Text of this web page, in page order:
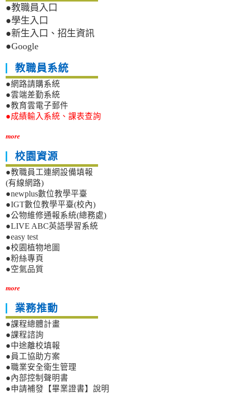
●教職員入口
●學生入口
●新生入口、招生資訊
●Google
教職員系統
●網路請購系統
●雲端差勤系統
●教育雲電子郵件
●成績輸入系統、課表查詢
more
校園資源
●教職員工連網設備填報
(有線網路)
●newplus數位教學平臺
●IGT數位教學平臺(校內)
●公物維修通報系統(總務處)
●LIVE ABC英語學習系統
●easy test
●校園植物地圖
●粉絲專頁
●空氣品質
more
業務推動
●課程總體計畫
●課程諮詢
●中途離校填報
●員工協助方案
●職業安全衛生管理
●內部控制聲明書
●申請補發【畢業證書】說明